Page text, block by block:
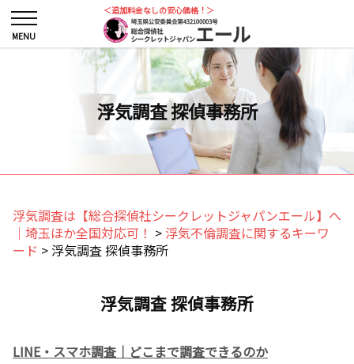
浮気調査 探偵事務所
＜追加料金なしの安心価格！＞
浮気調査は【総合探偵社シークレットジャパンエール】へ
｜埼玉ほか全国対応可！ > 浮気不倫調査に関するキーワ
ード > 浮気調査 探偵事務所
浮気調査 探偵事務所
LINE・スマホ調査｜どこまで調査できるのか